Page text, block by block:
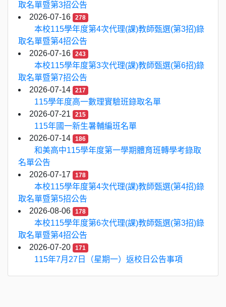
取名單暨第3招公告
2026-07-16
278
本校115學年度第4次代理(課)教師甄選(第3招)錄
取名單暨第4招公告
2026-07-16
243
本校115學年度第3次代理(課)教師甄選(第6招)錄
取名單暨第7招公告
2026-07-14
217
115學年度高一數理實驗班錄取名單
2026-07-21
215
115年國一新生暑輔編班名單
2026-07-14
186
和美高中115學年度第一學期體育班轉學考錄取
名單公告
2026-07-17
178
本校115學年度第4次代理(課)教師甄選(第4招)錄
取名單暨第5招公告
2026-08-06
178
本校115學年度第6次代理(課)教師甄選(第3招)錄
取名單暨第4招公告
2026-07-20
171
115年7月27日（星期一）返校日公告事項